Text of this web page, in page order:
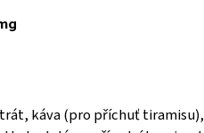
káva (pro příchuť